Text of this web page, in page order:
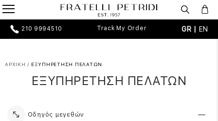
210 9994510 Track My Order GR | EN
ΑΡΧΙΚΗ / ΕΞΥΠΗΡΕΤΗΣΗ ΠΕΛΑΤΩΝ
ΕΞΥΠΗΡΕΤΗΣΗ ΠΕΛΑΤΩΝ
Οδηγός μεγεθών